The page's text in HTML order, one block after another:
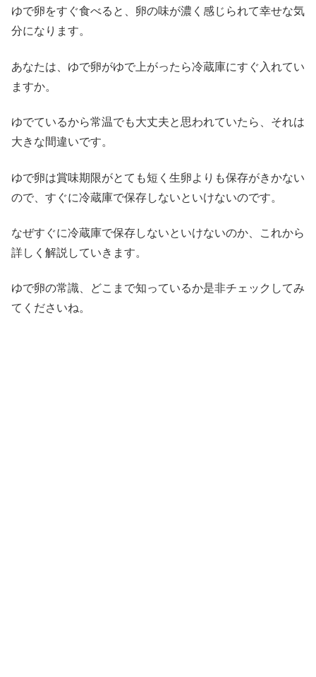
ゆで卵をすぐ食べると、卵の味が濃く感じられて幸せな気
分になります。
あなたは、ゆで卵がゆで上がったら冷蔵庫にすぐ入れてい
ますか。
ゆでているから常温でも大丈夫と思われていたら、それは
大きな間違いです。
ゆで卵は賞味期限がとても短く生卵よりも保存がきかない
ので、すぐに冷蔵庫で保存しないといけないのです。
なぜすぐに冷蔵庫で保存しないといけないのか、これから
詳しく解説していきます。
ゆで卵の常識、どこまで知っているか是非チェックしてみ
てくださいね。